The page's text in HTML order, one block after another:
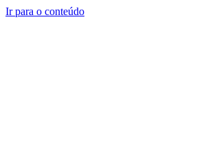
Ir para o conteúdo